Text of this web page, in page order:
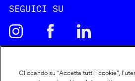
SEGUICI SU
Cliccando su “Accetta tutti i cookie”,